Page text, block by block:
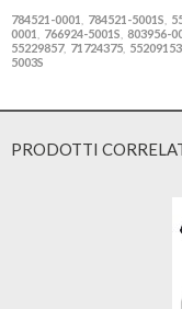
784521-0001
784521-5001S
0001
766924-5001S 803956-
55229857, 71724375 55209153
5003S
PRODOTTI